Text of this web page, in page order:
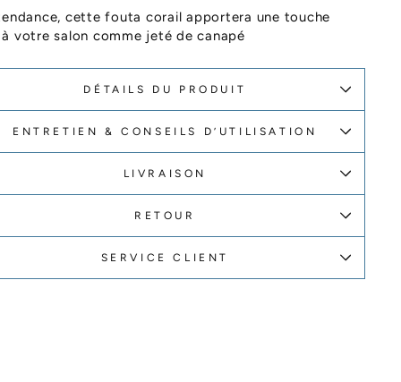
cette fouta corail apportera une touche
votre salon comme jeté de canapé
DÉTAILS DU PRODUIT
ENTRETIEN & CONSEILS D’UTILISATION
LIVRAISON
RETOUR
SERVICE CLIENT